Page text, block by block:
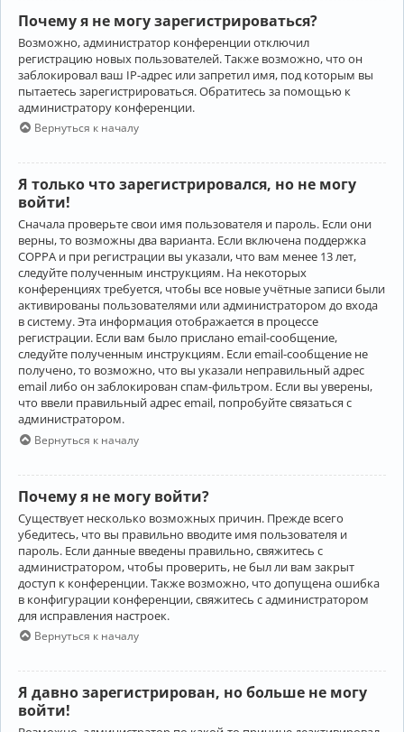
Почему я не могу зарегистрироваться?
Возможно, администратор конференции отключил
регистрацию новых пользователей. Также возможно, что он
заблокировал ваш IP-адрес или запретил имя, под которым вы
пытаетесь зарегистрироваться. Обратитесь за помощью к
администратору конференции.
Вернуться к началу
Я только что зарегистрировался, но не могу
войти!
Сначала проверьте свои имя пользователя и пароль. Если они
верны, то возможны два варианта. Если включена поддержка
COPPA и при регистрации вы указали, что вам менее 13 лет,
следуйте полученным инструкциям. На некоторых
конференциях требуется, чтобы все новые учётные записи были
активированы пользователями или администратором до входа
в систему. Эта информация отображается в процессе
регистрации. Если вам было прислано email-сообщение,
следуйте полученным инструкциям. Если email-сообщение не
получено, то возможно, что вы указали неправильный адрес
email либо он заблокирован спам-фильтром. Если вы уверены,
что ввели правильный адрес email, попробуйте связаться с
администратором.
Вернуться к началу
Почему я не могу войти?
Существует несколько возможных причин. Прежде всего
убедитесь, что вы правильно вводите имя пользователя и
пароль. Если данные введены правильно, свяжитесь с
администратором, чтобы проверить, не был ли вам закрыт
доступ к конференции. Также возможно, что допущена ошибка
в конфигурации конференции, свяжитесь с администратором
для исправления настроек.
Вернуться к началу
Я давно зарегистрирован, но больше не могу
войти!